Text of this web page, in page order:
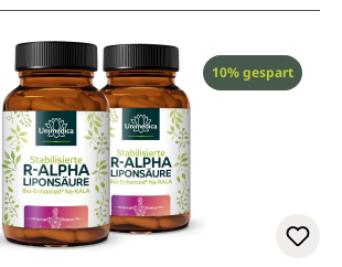
Rabatt
10% gespart